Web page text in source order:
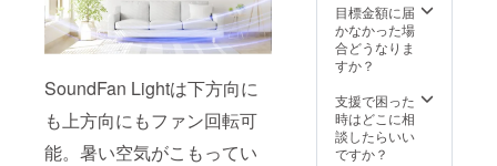
SoundFan Lightは下方向に
も上方向にもファン回転可
能。暑い空気がこもってい
目標金額に届
かなかった場
合どうなりま
すか？
支援で困った
時はどこに相
談したらいい
ですか？